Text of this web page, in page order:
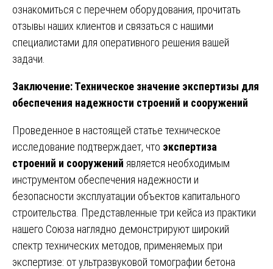
ознакомиться с перечнем оборудования, прочитать
отзывы наших клиентов и связаться с нашими
специалистами для оперативного решения вашей
задачи.
Заключение: Техническое значение экспертизы для
обеспечения надежности строений и сооружений
Проведенное в настоящей статье техническое
исследование подтверждает, что экспертиза
строений и сооружений является необходимым
инструментом обеспечения надежности и
безопасности эксплуатации объектов капитального
строительства. Представленные три кейса из практики
нашего Союза наглядно демонстрируют широкий
спектр технических методов, применяемых при
экспертизе: от ультразвуковой томографии бетона